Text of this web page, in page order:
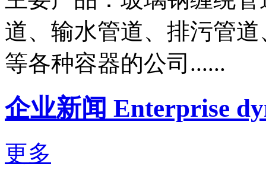
道、输水管道、排污管
等各种容器的公司......
企业新闻 Enterprise
更多